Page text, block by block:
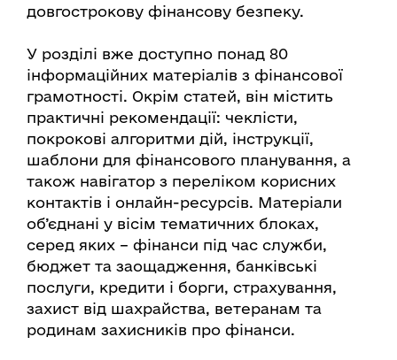
довгострокову фінансову безпеку.
У розділі вже доступно понад 80
інформаційних матеріалів з фінансової
грамотності. Окрім статей, він містить
практичні рекомендації: чеклісти,
покрокові алгоритми дій, інструкції,
шаблони для фінансового планування, а
також навігатор з переліком корисних
контактів і онлайн-ресурсів. Матеріали
об’єднані у вісім тематичних блоках,
серед яких – фінанси під час служби,
бюджет та заощадження, банківські
послуги, кредити і борги, страхування,
захист від шахрайства, ветеранам та
родинам захисників про фінанси.